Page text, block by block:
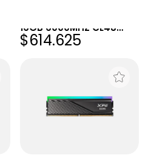
16GB 6000MHZ CL48
ADATA XPG LANCER
BLADE RGB BLACK
$614.625